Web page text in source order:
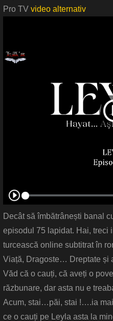
Pro TV video alternativ
Decât să îmbătrânești banal
episodul 75 lapidat. Hai, treci
turcească online subtitrat în
Viață, Dragoste… Dreptate și
Văd că o cauți, că aveți o
răzbunare, dar asta nu e
Acum, stai…păi, stai !….ia
ce o cauți pe Leyla asta la